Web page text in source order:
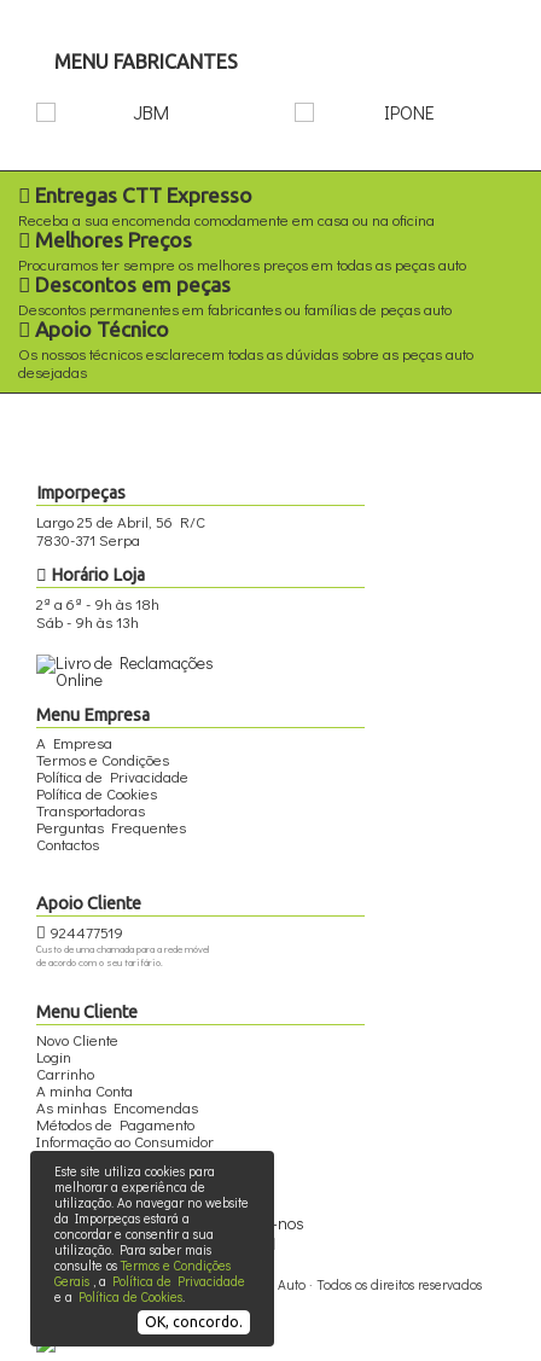
MENU FABRICANTES
Entregas CTT Expresso
Receba a sua encomenda comodamente em casa ou na oficina
Melhores Preços
Procuramos ter sempre os melhores preços em todas as peças auto
Descontos em peças
Descontos permanentes em fabricantes ou famílias de peças auto
Apoio Técnico
Os nossos técnicos esclarecem todas as dúvidas sobre as peças auto
desejadas
Imporpeças
Largo 25 de Abril, 56 R/C
7830-371 Serpa
Horário Loja
2ª a 6ª - 9h às 18h
Sáb - 9h às 13h
Menu Empresa
A Empresa
Termos e Condições
Política de Privacidade
Política de Cookies
Transportadoras
Perguntas Frequentes
Contactos
Apoio Cliente
924477519
Custo de uma chamada para a rede móvel
de acordo com o seu tarifário.
Menu Cliente
Novo Cliente
Login
Carrinho
A minha Conta
As minhas Encomendas
Métodos de Pagamento
Informação ao Consumidor
Siga-nos
© 2015 - 2026 - Imporpeças - Peças Auto · Todos os direitos reservados
Este site utiliza cookies para
melhorar a experiênca de
utilização. Ao navegar no website
da Imporpeças estará a
concordar e consentir a sua
utilização. Para saber mais
consulte osTermos e Condições
Gerais , a Política de Privacidade
e a Política de Cookies.
OK, concordo.